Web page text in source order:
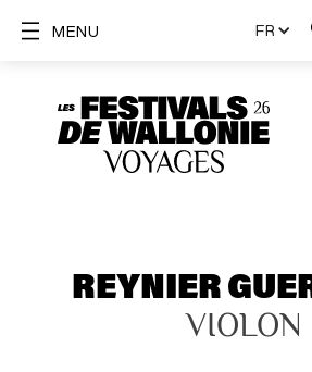
FR
MENU
REYNIER
VIOLON